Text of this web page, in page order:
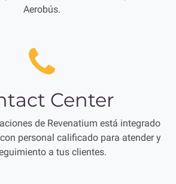
Aerobús.
Center
de Revenatium está integrado
personal calificado para atender y
a tus clientes.